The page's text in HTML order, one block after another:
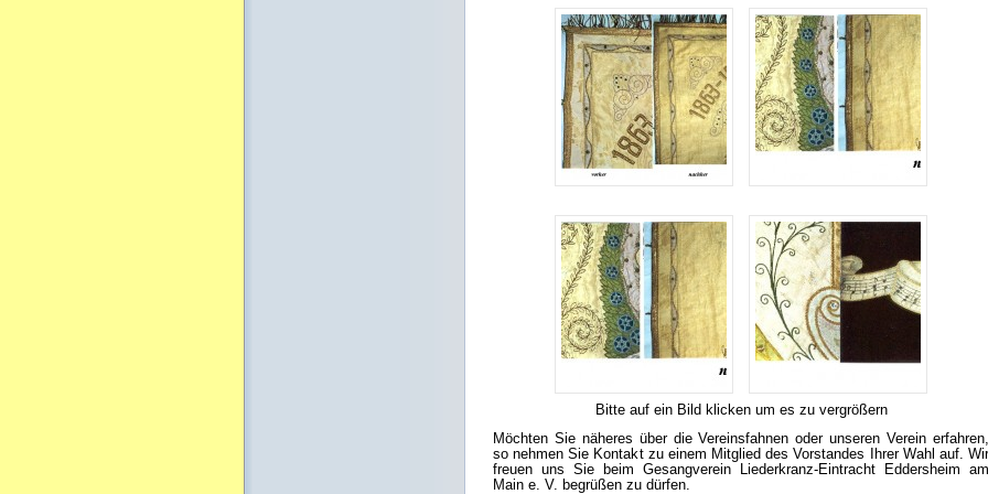
Bitte auf ein Bild klicken um es zu vergrößern
Möchten Sie näheres über die Vereinsfahnen oder unseren Verein erfahren,
so nehmen Sie Kontakt zu einem Mitglied des Vorstandes Ihrer Wahl auf. Wir
freuen uns Sie beim Gesangverein Liederkranz-Eintracht Eddersheim am
Main e. V. begrüßen zu dürfen.